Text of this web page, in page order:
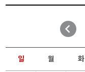
일 월 화